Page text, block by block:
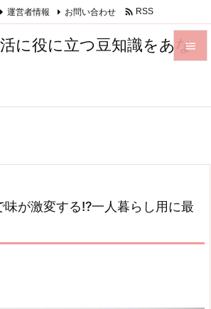
に役に立つ豆知識をあな


前へ
次へ
運営者情報 お問い合わせ  RSS
が激変する!?一人暮らし用に最